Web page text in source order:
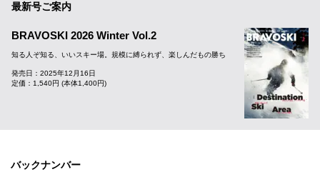
最新号ご案内
BRAVOSKI 2026 Winter Vol.2
知る人ぞ知る、いいスキー場。規模に縛られず、楽しんだもの勝ち
発売日：2025年12月16日
定価：1,540円 (本体1,400円)
バックナンバー